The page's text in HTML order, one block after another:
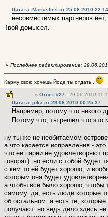
Цитата: Marseilles от 25.06.2010
несовместимых партнеров нет,
Твой домысел.
« Последнее редактирование:
Карму свою хочешь Йоде ты отдать...
« Ответ #27 : 29.06.2010
Цитата: joka от 29.06.2010 00:25:37
Например, потому что никого
Потому что, ты решил что это
ну ты же не необитаемом
а что касается исправления -
что ее парни не удовлетворяют
говорят). но если с тобой будет
с кем то ей будет хорошо, и
которым она будет
а чтобы все было хорошо, чтобы
самому. да, есть люди которые
об остальном. а есть те,
получают. но ведь дело здесь